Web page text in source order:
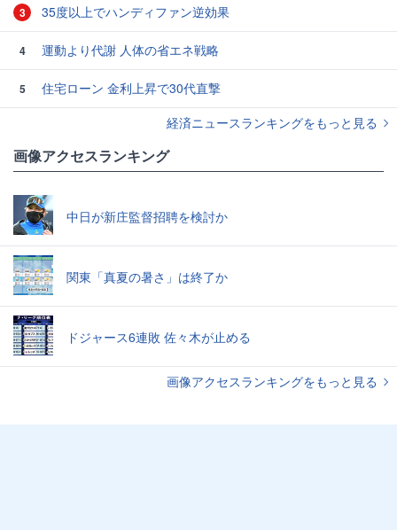
3 35度以上でハンディファン逆効果
4 運動より代謝 人体の省エネ戦略
5
住宅ローン 金利上昇で30代直撃
経済ニュースランキングをもっと見る
画像アクセスランキング
中日が新庄監督招聘を検討か
関東「真夏の暑さ」は終了か
ドジャース6連敗 佐々木が止める
画像アクセスランキングをもっと見る